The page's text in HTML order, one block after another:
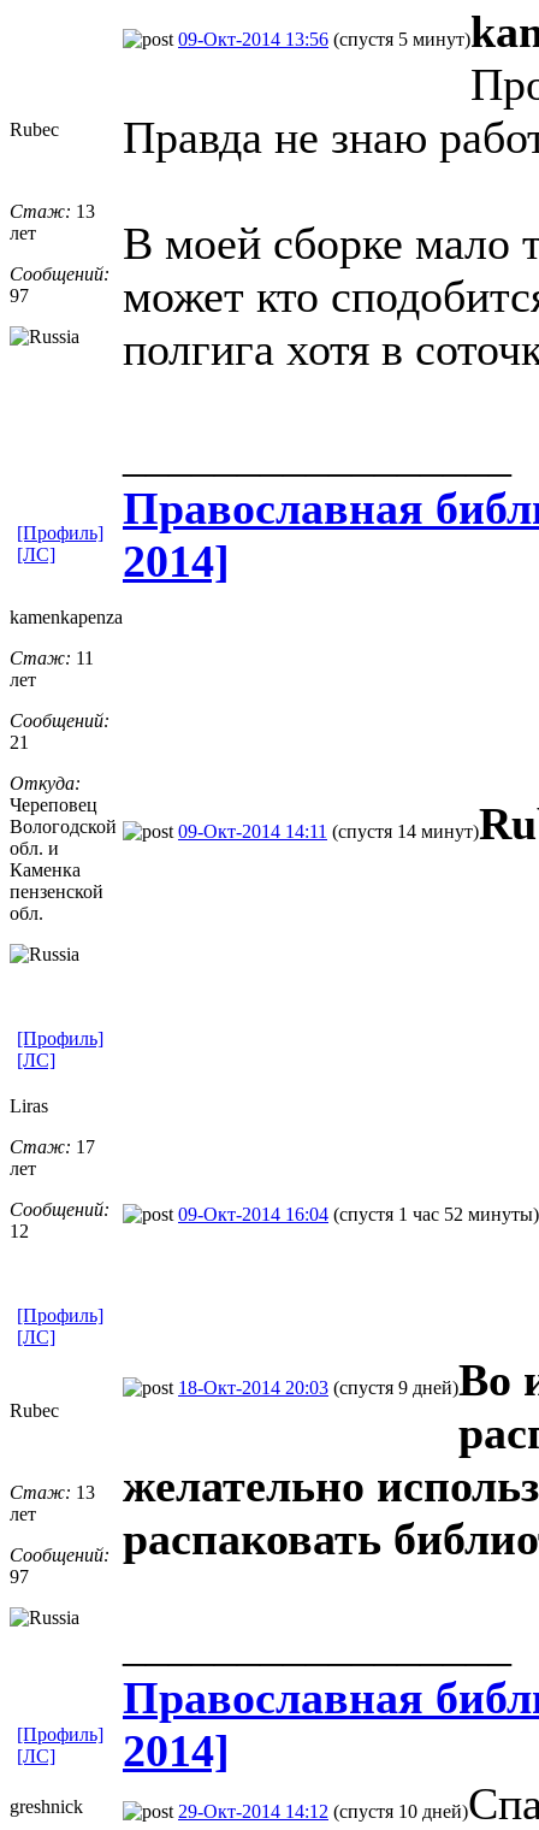
Rubec
Стаж: 13
лет
Сообщений:
97
09-Окт-2014 13:56 (спустя 5 минут)
Правда не знаю
В моей сборке мало
может кто
полгига хотя в
Православная​
2014]
[Профиль]
[ЛС]
kamenkapenza
Стаж: 11
лет
Сообщений:
21
Откуда:
Череповец
Вологодской
обл. и
Каменка
пензенской
обл.
09-Окт-2014 14:11 (спустя 14 минут)
[Профиль]
[ЛС]
Liras
Стаж: 17
лет
Сообщений:
12
09-Окт-2014 16:04 (спустя 1 час 52 минуты)
[Профиль]
[ЛС]
Rubec
Стаж: 13
лет
Сообщений:
97
18-Окт-2014 20:03 (спустя 9 дней)Во
желательно
распаковать
Православная​
2014]
[Профиль]
[ЛС]
greshnick 29-Окт-2014 14:12 (спустя 10 дней)